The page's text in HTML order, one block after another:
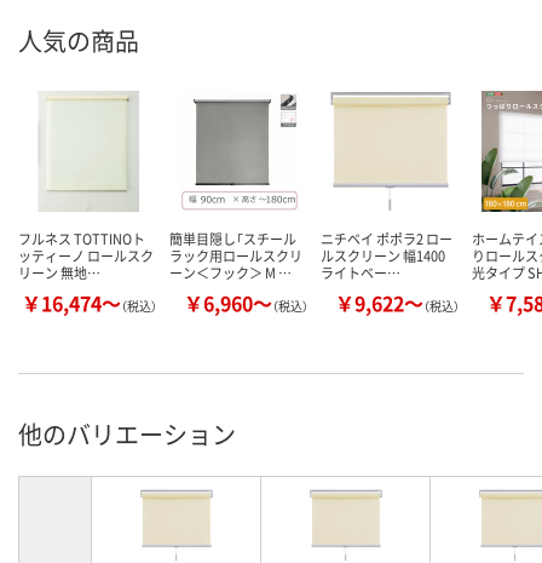
人気の商品
フルネス TOTTINOト
ッティーノ ロールスク
リーン 無地…
￥16,474～（税込）
簡単目隠し「スチール
ラック用ロールスクリ
ーン＜フック＞ M …
￥6,960～（税込）
ニチベイ ポポラ2 ロー
ルスクリーン 幅1400
ライトベー…
￥9,622～（税込）
ホームテ
りロール
光タイプ
￥
他のバリエーション